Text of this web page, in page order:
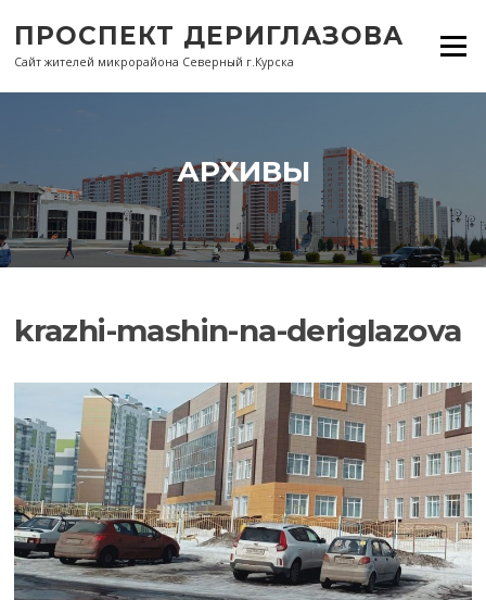
содержанию
ПРОСПЕКТ ДЕРИГЛАЗОВА
Сайт жителей микрорайона Северный г.Курска
Меню
АРХИВЫ
krazhi-mashin-na-deriglazova